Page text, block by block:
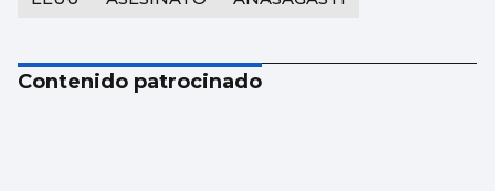
Contenido patrocinado